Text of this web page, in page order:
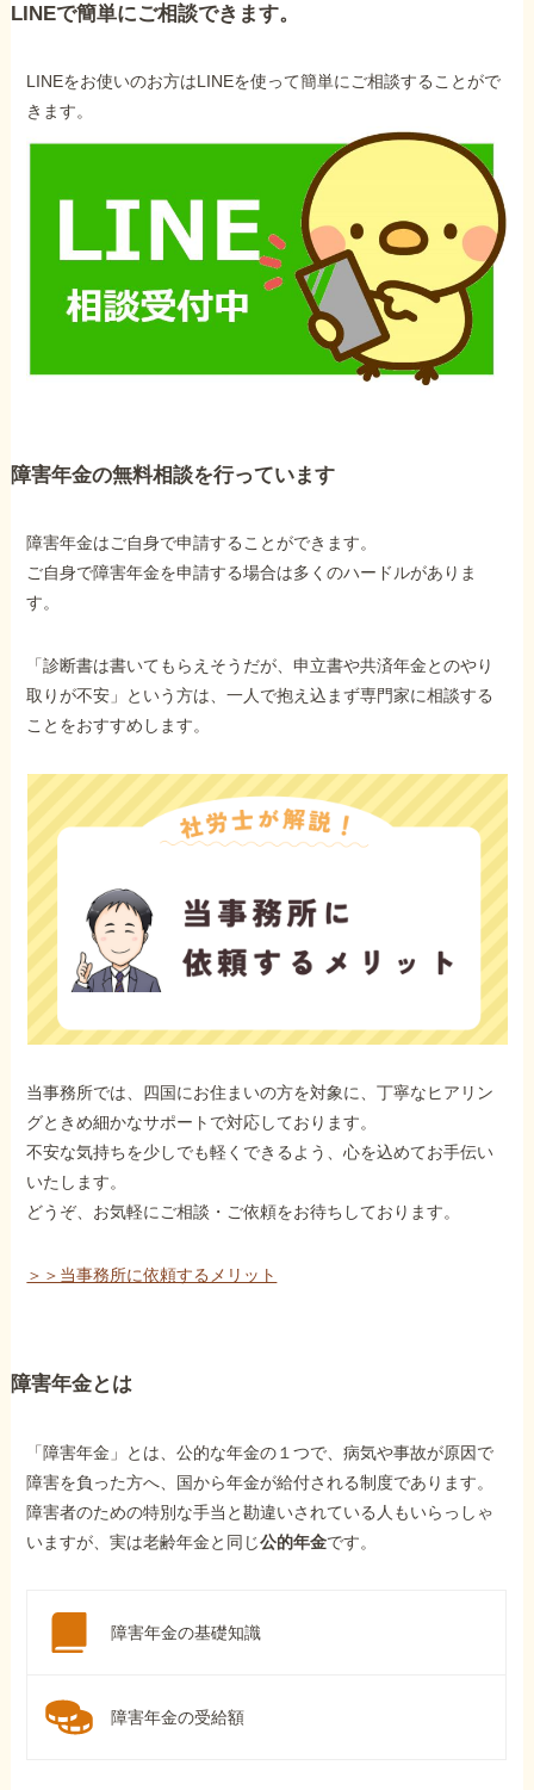
LINEで簡単にご相談できます。
LINEをお使いのお方はLINEを使って簡単にご相談することがで
きます。
障害年金の無料相談を行っています
障害年金はご自身で申請することができます。
ご自身で障害年金を申請する場合は多くのハードルがありま
す。
「診断書は書いてもらえそうだが、申立書や共済年金とのやり
取りが不安」という方は、一人で抱え込まず専門家に相談する
ことをおすすめします。
当事務所では、四国にお住まいの方を対象に、丁寧なヒアリン
グときめ細かなサポートで対応しております。
不安な気持ちを少しでも軽くできるよう、心を込めてお手伝い
いたします。
どうぞ、お気軽にご相談・ご依頼をお待ちしております。
＞＞当事務所に依頼するメリット
障害年金とは
「障害年金」とは、公的な年金の１つで、病気や事故が原因で
障害を負った方へ、国から年金が給付される制度であります。
障害者のための特別な手当と勘違いされている人もいらっしゃ
いますが、実は老齢年金と同じ公的年金です。
障害年金の基礎知識
障害年金の受給額